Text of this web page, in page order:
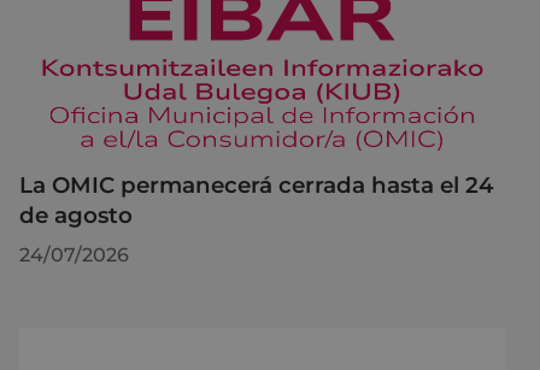
La OMIC permanecerá cerrada hasta el 24
de agosto
24/07/2026